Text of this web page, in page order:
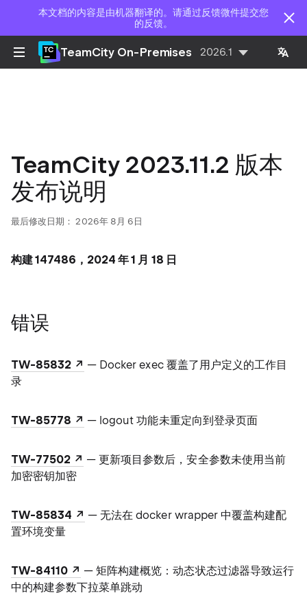
本文档的内容是由机器翻译的。请通过反馈微件提交您
的反馈。
TeamCity On-Premises 2026.1
TeamCity 2023.11.2 版本
发布说明
最后修改日期： 2026年 8月 6日
构建 147486，2024 年 1 月 18 日
错误
TW-85832
— Docker exec 覆盖了用户定义的工作目
录
TW-85778 — logout 功能未重定向到登录页面
TW-77502
— 更新项目参数后，安全参数未使用当前
加密密钥加密
TW-85834
— 无法在 docker wrapper 中覆盖构建配
置环境变量
TW-84110
— 矩阵构建概览：动态状态过滤器导致运行
中的构建参数下拉菜单跳动